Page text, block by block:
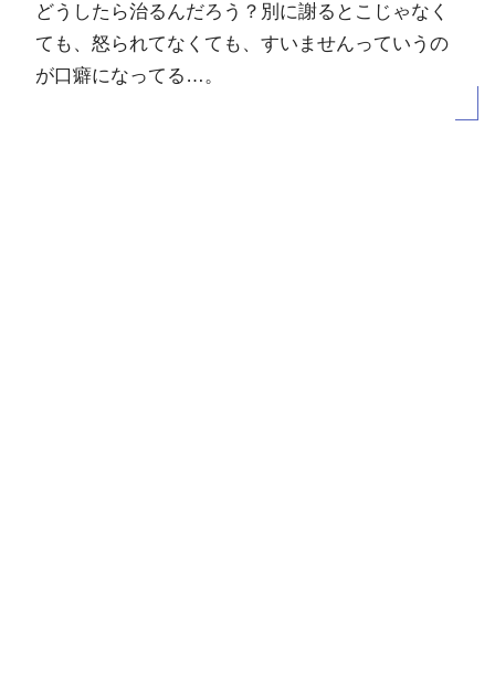
どうしたら治るんだろう？別に謝るとこじゃなく
ても、怒られてなくても、すいませんっていうの
が口癖になってる…。